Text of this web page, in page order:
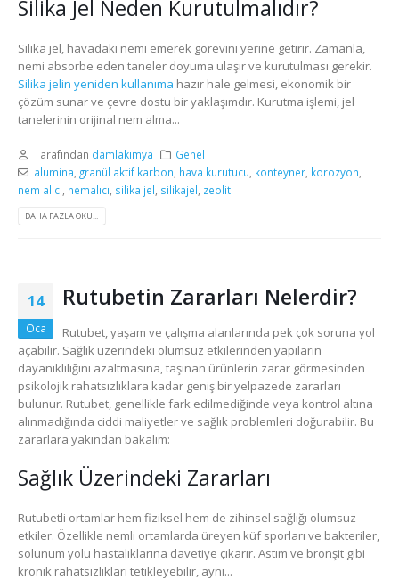
Silika Jel Neden Kurutulmalıdır?
Silika jel, havadaki nemi emerek görevini yerine getirir. Zamanla,
nemi absorbe eden taneler doyuma ulaşır ve kurutulması gerekir.
Silika jelin yeniden kullanıma hazır hale gelmesi, ekonomik bir
çözüm sunar ve çevre dostu bir yaklaşımdır. Kurutma işlemi, jel
tanelerinin orijinal nem alma...
Tarafından damlakimya
Genel
alumina granül aktif karbon hava kurutucu konteyner, korozyon
nem alıcı nemalıcı silika jel silikajel zeolit
DAHA FAZLA OKU...
14
Oca
Rutubetin Zararları Nelerdir?
Rutubet, yaşam ve çalışma alanlarında pek çok soruna yol
açabilir. Sağlık üzerindeki olumsuz etkilerinden yapıların
dayanıklılığını azaltmasına, taşınan ürünlerin zarar görmesinden
psikolojik rahatsızlıklara kadar geniş bir yelpazede zararları
bulunur. Rutubet, genellikle fark edilmediğinde veya kontrol altına
alınmadığında ciddi maliyetler ve sağlık problemleri doğurabilir. Bu
zararlara yakından bakalım:
Sağlık Üzerindeki Zararları
Rutubetli ortamlar hem fiziksel hem de zihinsel sağlığı olumsuz
etkiler. Özellikle nemli ortamlarda üreyen küf sporları ve bakteriler,
solunum yolu hastalıklarına davetiye çıkarır. Astım ve bronşit gibi
kronik rahatsızlıkları tetikleyebilir, aynı...